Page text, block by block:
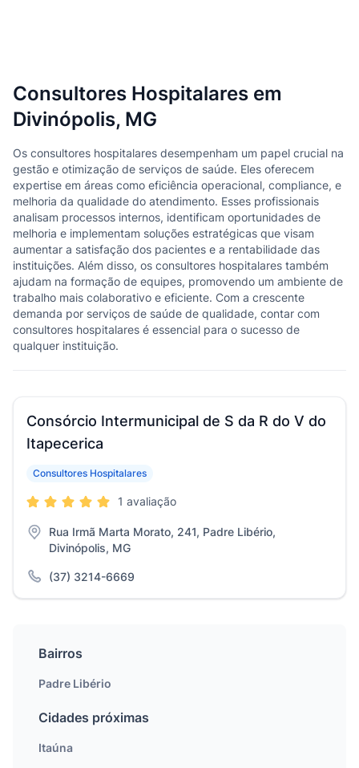
Consultores Hospitalares em
Divinópolis, MG
Os consultores hospitalares desempenham um papel crucial na
gestão e otimização de serviços de saúde. Eles oferecem
expertise em áreas como eficiência operacional, compliance, e
melhoria da qualidade do atendimento. Esses profissionais
analisam processos internos, identificam oportunidades de
melhoria e implementam soluções estratégicas que visam
aumentar a satisfação dos pacientes e a rentabilidade das
instituições. Além disso, os consultores hospitalares também
ajudam na formação de equipes, promovendo um ambiente de
trabalho mais colaborativo e eficiente. Com a crescente
demanda por serviços de saúde de qualidade, contar com
consultores hospitalares é essencial para o sucesso de
qualquer instituição.
Consórcio Intermunicipal de S da R do V do
Itapecerica
Consultores Hospitalares
1 avaliação
Rua Irmã Marta Morato, 241, Padre Libério,
Divinópolis, MG
(37) 3214-6669
Bairros
Padre Libério
Cidades próximas
Itaúna